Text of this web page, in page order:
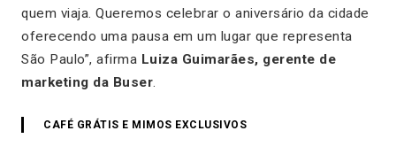
quem viaja. Queremos celebrar o aniversário da cidade
oferecendo uma pausa em um lugar que representa
São Paulo”, afirma Luiza Guimarães, gerente de
marketing da Buser.
CAFÉ GRÁTIS E MIMOS EXCLUSIVOS